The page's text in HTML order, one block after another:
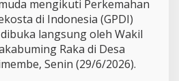
M
i
n
u
t
mengikuti Perkemahan
di Indonesia (GPDI)
langsung oleh Wakil
Raka di Desa
Senin (29/6/2026).